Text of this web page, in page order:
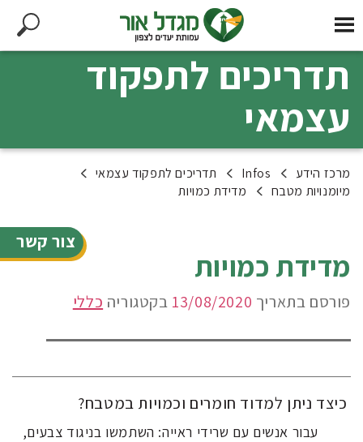
צור קשר
תדריכים לתפקוד
עצמאי
מרכז הידע Infos
תדריכים לתפקוד עצמאי
מיומנויות מטבח
מדידת כמויות
מדידת כמויות
פורסם בתאריך 13/08/2020 בקטגוריה כללי
כיצד ניתן למדוד חומרים וכמויות במטבח?
עבור אנשים עם שרידי ראייה: השתמשו בניגוד צבעים,